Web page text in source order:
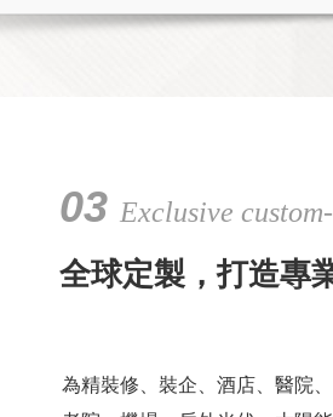
03 Exclusive
全球定製，打造專
為精裝修、裝企、酒店、醫院